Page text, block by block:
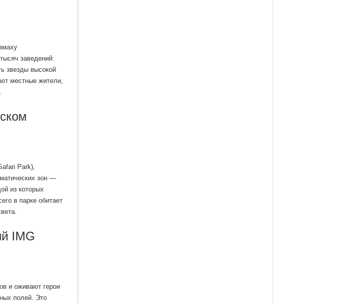
заведений:
звезды высокой
местные жители,
Park),
зон —
из которых
в парке обитает
IMG
и оживают герои
полей. Это